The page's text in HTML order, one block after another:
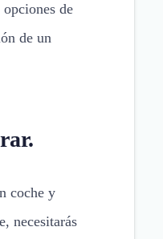
de
de un
coche y
necesitarás